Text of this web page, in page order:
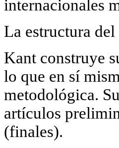
internacionales
La estructura
Kant construye
lo que en sí
metodológica.
artículos
(finales).